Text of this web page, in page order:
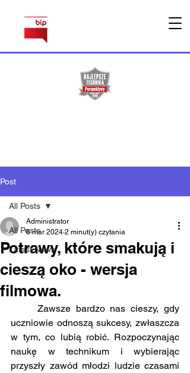
Post
All Posts
Latest News
All Posts
Potrawy, które smakują i
cieszą oko - wersja
filmowa.
Administrator
6 mar 2024 2 minut(y) czytania
Zawsze bardzo nas cieszy, gdy
uczniowie odnoszą sukcesy, zwłaszcza
w tym, co lubią robić. Rozpoczynając
naukę w technikum i wybierając
przyszły zawód młodzi ludzie czasami